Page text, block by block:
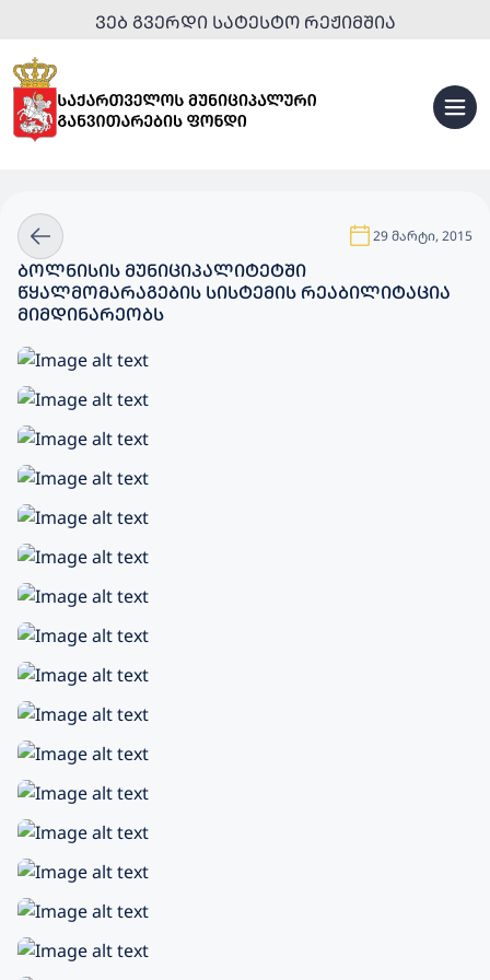
ᲕᲔᲑ ᲒᲕᲔᲠᲓᲘ ᲡᲐᲢᲔᲡᲢᲝ ᲠᲔᲟᲘᲛᲨᲘᲐ
29 მარტი, 2015
ᲑᲝᲚᲜᲘᲡᲘᲡ ᲛᲣᲜᲘᲪᲘᲞᲐᲚᲘᲢᲔᲢᲨᲘ
ᲬᲧᲐᲚᲛᲝᲛᲐᲠᲐᲒᲔᲑᲘᲡ ᲡᲘᲡᲢᲔᲛᲘᲡ ᲠᲔᲐᲑᲘᲚᲘᲢᲐᲪᲘᲐ
ᲛᲘᲛᲓᲘᲜᲐᲠᲔᲝᲑᲡ